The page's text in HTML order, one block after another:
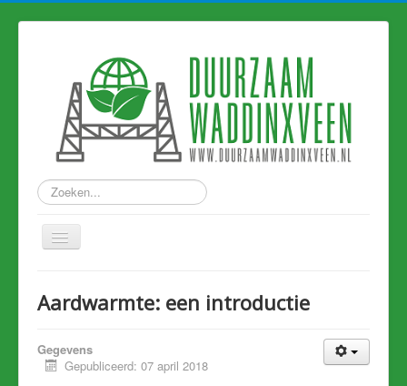
Zoeken...
Nieuws
Duurzame links
Aardwarmte: een introductie
Gegevens
Gepubliceerd: 07 april 2018